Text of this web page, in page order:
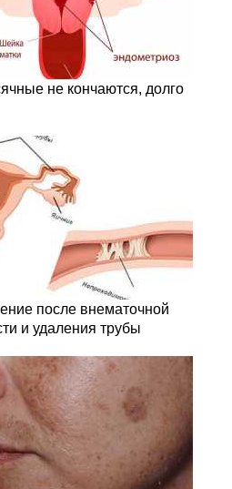
не кончаются, долго
после внематочной
и удаления трубы